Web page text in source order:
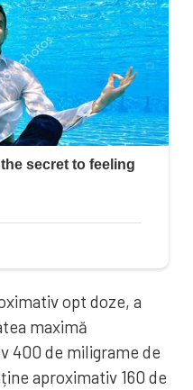
opt doze, a
maximă
400 de miligrame de
aproximativ 160 de